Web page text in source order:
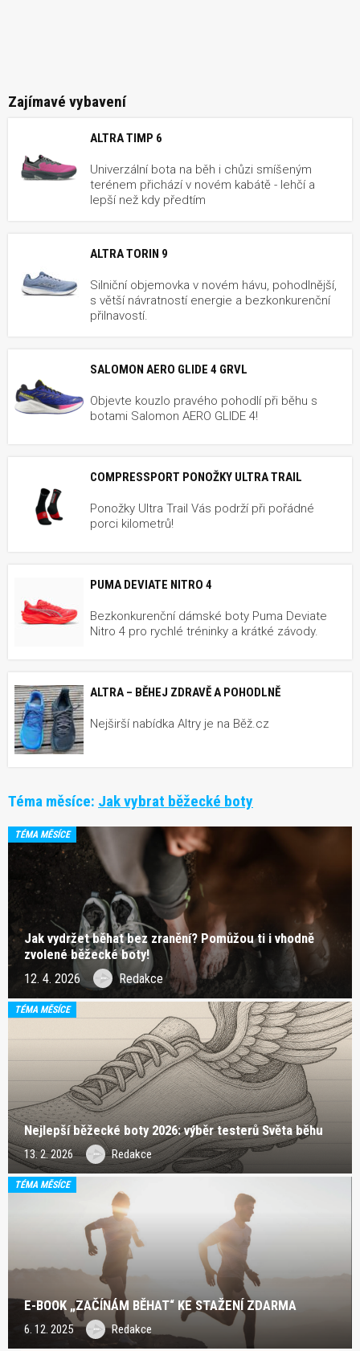
Zajímavé vybavení
ALTRA TIMP 6
Univerzální bota na běh i chůzi smíšeným
terénem přichází v novém kabátě - lehčí a
lepší než kdy předtím
ALTRA TORIN 9
Silniční objemovka v novém hávu, pohodlnější,
s větší návratností energie a bezkonkurenční
přilnavostí.
SALOMON AERO GLIDE 4 GRVL
Objevte kouzlo pravého pohodlí při běhu s
botami Salomon AERO GLIDE 4!
COMPRESSPORT PONOŽKY ULTRA TRAIL
Ponožky Ultra Trail Vás podrží při pořádné
porci kilometrů!
PUMA DEVIATE NITRO 4
Bezkonkurenční dámské boty Puma Deviate
Nitro 4 pro rychlé tréninky a krátké závody.
ALTRA – BĚHEJ ZDRAVĚ A POHODLNĚ
Nejširší nabídka Altry je na Běž.cz
Téma měsíce: Jak vybrat běžecké boty
TÉMA MĚSÍCE
Jak vydržet běhat bez zranění? Pomůžou ti i vhodně
zvolené běžecké boty!
12. 4. 2026 Redakce
TÉMA MĚSÍCE
Nejlepší běžecké boty 2026: výběr testerů Světa běhu
13. 2. 2026 Redakce
TÉMA MĚSÍCE
E-BOOK „ZAČÍNÁM BĚHAT“ KE STAŽENÍ ZDARMA
6. 12. 2025 Redakce